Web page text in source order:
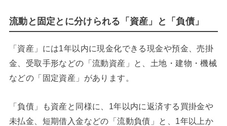
流動と固定とに分けられる「資産」と「負債」
「資産」には1年以内に現金化できる現金や預金、売掛
金、受取手形などの「流動資産」と、土地・建物・機械
などの「固定資産」があります。
「負債」も資産と同様に、1年以内に返済する買掛金や
未払金、短期借入金などの「流動負債」と、1年以上か